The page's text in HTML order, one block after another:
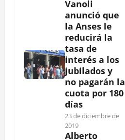
Vanoli
anunció que
la Anses le
reducirá la
tasa de
interés a los
jubilados y
no pagarán la
cuota por 180
días
23 de diciembre de
2019
Alberto